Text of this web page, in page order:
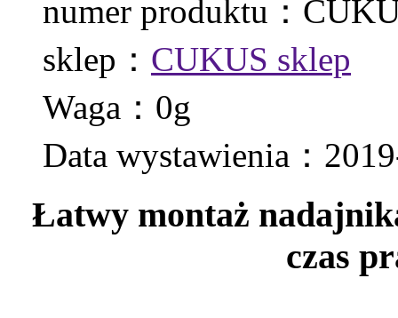
numer produktu：
sklep： CUKUS sklep
Waga：0g
Data wystawienia：
Łatwy montaż
czas